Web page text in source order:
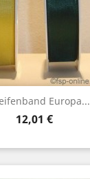
Europa...
Preis
12,01 €